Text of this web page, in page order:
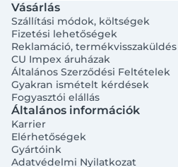
Vásárlás
Szállítási módok, költségek
Fizetési lehetőségek
Reklamáció, termékvisszaküldés
CU Impex áruházak
Általános Szerződési Feltételek
Gyakran ismételt kérdések
Fogyasztói elállás
Általános információk
Karrier
Elérhetőségek
Gyártóink
Adatvédelmi Nyilatkozat